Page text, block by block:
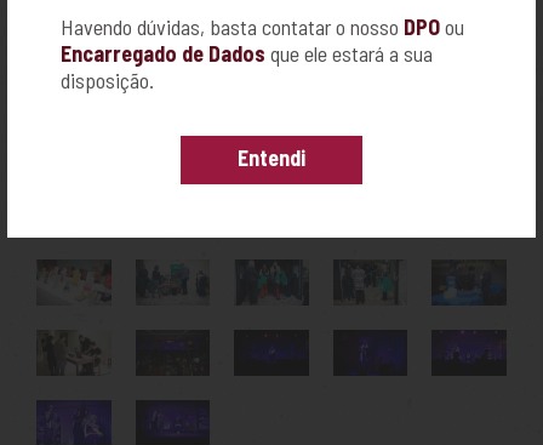
Havendo dúvidas, basta contatar o nosso DPOou
Encarregado de Dados que ele estará a sua
disposição.
Entendi
Presente em Ribeirão Preto desde 1961, a Funerária e Prever
Campos Elíseos atuam no setor funerário e de assistência
familiar oferecendo carinho, respeito e dedicação aos seus